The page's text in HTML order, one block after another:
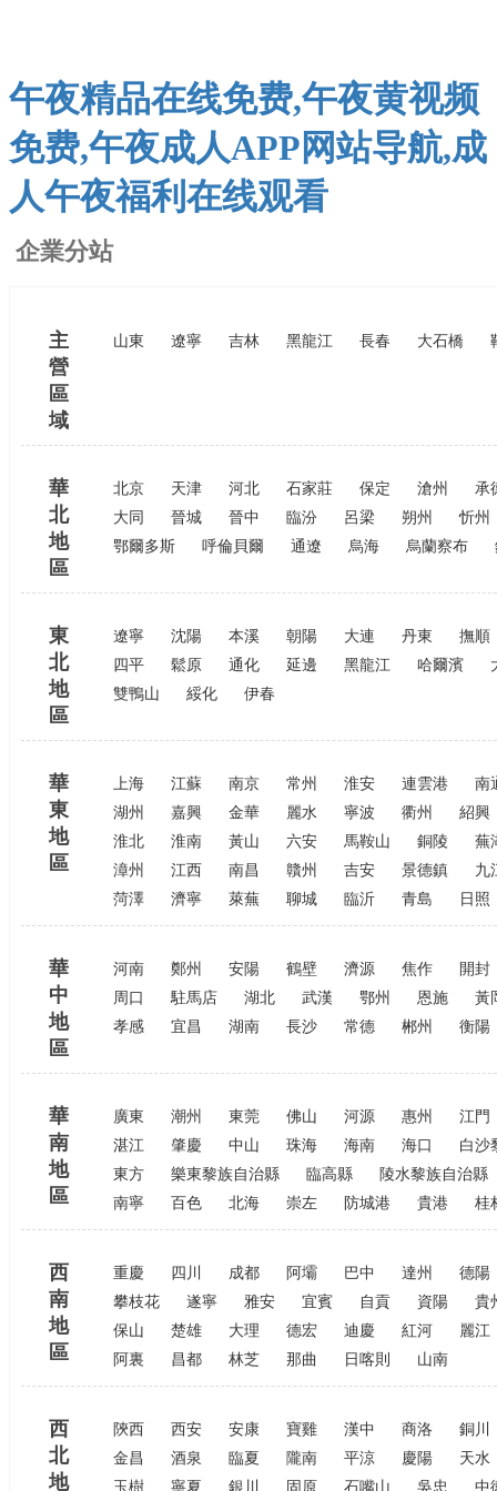
午夜精品在线免费,午夜黄视频
免费,午夜成人APP网站导航,成
人午夜福利在线观看
企業分站
主
營
區
域
山東 遼寧 吉林 黑龍江 長春 大石橋
華
北
地
區
北京 天津 河北 石家莊 保定 滄州
承
大同
晉城 晉中 臨汾 呂梁 朔州
忻州
鄂爾多斯
呼倫貝爾 通遼 烏海 烏蘭察布
東
北
地
區
遼寧 沈陽 本溪 朝陽 大連 丹東
撫順
四平
鬆原 通化 延邊 黑龍江 哈爾濱
雙鴨山
綏化 伊春
華
東
地
區
上海 江蘇 南京 常州 淮安 連雲港
南
湖州
嘉興 金華 麗水 寧波 衢州
紹興
淮北
淮南 黃山 六安 馬鞍山 銅陵
蕪
漳州
江西 南昌 贛州 吉安 景德鎮
九
菏澤
濟寧 萊蕪 聊城 臨沂 青島 日照
華
中
地
區
河南 鄭州 安陽 鶴壁 濟源 焦作
開封
周口
駐馬店 湖北 武漢 鄂州 恩施
黃
孝感
宜昌 湖南 長沙 常德 郴州 衡陽
華
南
地
區
廣東 潮州 東莞 佛山 河源 惠州
江門
湛江
肇慶 中山 珠海 海南 海口
白沙
東方
樂東黎族自治縣 臨高縣
陵水黎族自治縣
南寧
百色 北海 崇左 防城港 貴港 桂
西
南
地
區
重慶 四川 成都 阿壩 巴中 達州
德陽
攀枝花
遂寧 雅安 宜賓 自貢 資陽
貴
保山
楚雄 大理 德宏 迪慶 紅河
麗江
阿裏
昌都 林芝 那曲 日喀則 山南
西
北
地
陝西 西安 安康 寶雞 漢中 商洛
銅川
金昌
酒泉 臨夏 隴南 平涼 慶陽
天水
玉樹
寧夏 銀川 固原 石嘴山 吳忠 中